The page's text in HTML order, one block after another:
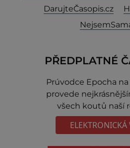
DarujteČasopis.cz
PŘEDPLATNÉ
Prúvodce Epocha
provede
všech koutů naší
ELEKTRONICKÁ